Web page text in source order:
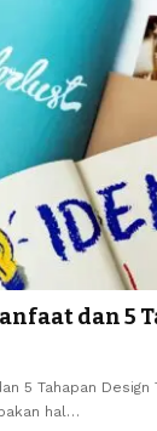
dan 5
5 Tahapan
hal…